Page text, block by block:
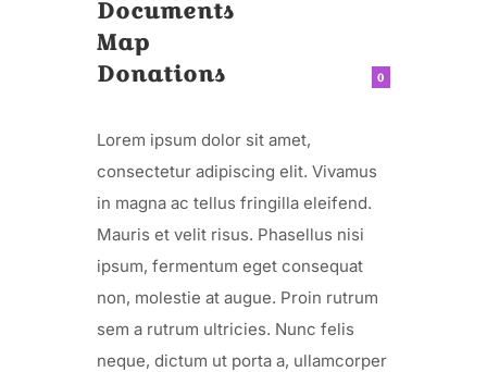
Documents
Map
Donations
0
Lorem ipsum dolor sit amet,
consectetur adipiscing elit. Vivamus
in magna ac tellus fringilla eleifend.
Mauris et velit risus. Phasellus nisi
ipsum, fermentum eget consequat
non, molestie at augue. Proin rutrum
sem a rutrum ultricies. Nunc felis
neque, dictum ut porta a, ullamcorper